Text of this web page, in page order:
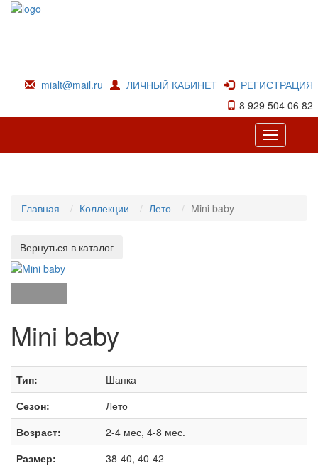
РЕГИСТРАЦИЯ
ЛИЧНЫЙ КАБИНЕТ
mialt@mail.ru
8 929 504 06 82
Toggle
navigation
Главная Коллекции Лето Mini baby
Mini baby
Тип:
Шапка
Сезон:
Лето
Возраст:
2-4 мес, 4-8 мес.
Размер:
38-40, 40-42